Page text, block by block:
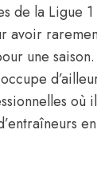
de la Ligue 1
avoir
une
où